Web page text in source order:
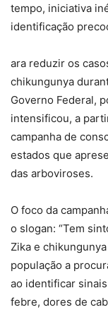
tempo, iniciativa
identificação
ara reduzir os
chikungunya
Governo Federal,
intensificou, a
campanha de
estados que
das arboviroses.
O foco da
o slogan: “Tem
Zika e
população a
ao identificar
febre, dores de